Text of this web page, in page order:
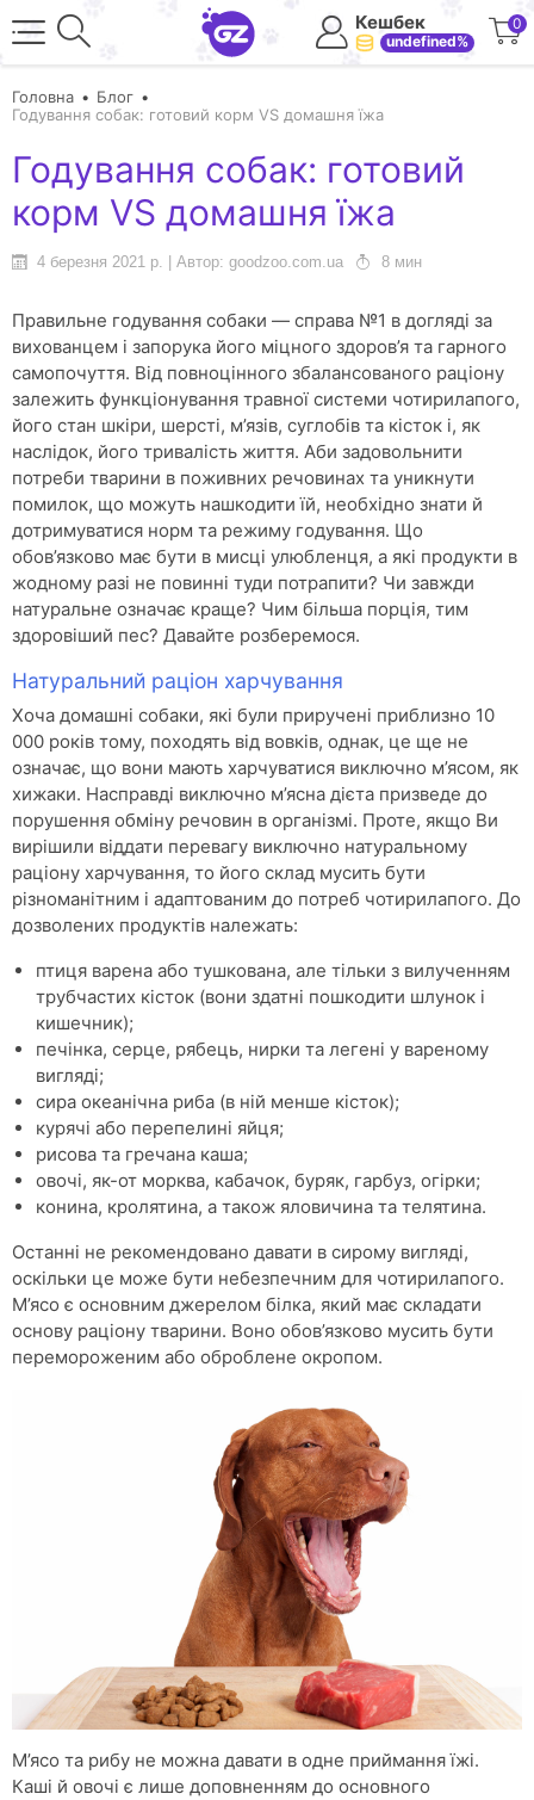
Кешбек
undefined%
0
Головна
Блог
Годування собак: готовий корм VS домашня їжа
Годування собак: готовий
корм VS домашня їжа
4 березня 2021 р. | Автор: goodzoo.com.ua 8 мин
Правильне годування собаки — справа №1 в догляді за
вихованцем і запорука його міцного здоров’я та гарного
самопочуття. Від повноцінного збалансованого раціону
залежить функціонування травної системи чотирилапого,
його стан шкіри, шерсті, м’язів, суглобів та кісток і, як
наслідок, його тривалість життя. Аби задовольнити
потреби тварини в поживних речовинах та уникнути
помилок, що можуть нашкодити їй, необхідно знати й
дотримуватися норм та режиму годування. Що
обов’язково має бути в мисці улюбленця, а які продукти в
жодному разі не повинні туди потрапити? Чи завжди
натуральне означає краще? Чим більша порція, тим
здоровіший пес? Давайте розберемося.
Натуральний раціон харчування
Хоча домашні собаки, які були приручені приблизно 10
000 років тому, походять від вовків, однак, це ще не
означає, що вони мають харчуватися виключно м’ясом, як
хижаки. Насправді виключно м’ясна дієта призведе до
порушення обміну речовин в організмі. Проте, якщо Ви
вирішили віддати перевагу виключно натуральному
раціону харчування, то його склад мусить бути
різноманітним і адаптованим до потреб чотирилапого. До
дозволених продуктів належать:
птиця варена або тушкована, але тільки з вилученням
трубчастих кісток (вони здатні пошкодити шлунок і
кишечник);
печінка, серце, рябець, нирки та легені у вареному
вигляді;
сира океанічна риба (в ній менше кісток);
курячі або перепелині яйця;
рисова та гречана каша;
овочі, як-от морква, кабачок, буряк, гарбуз, огірки;
конина, кролятина, а також яловичина та телятина.
Останні не рекомендовано давати в сирому вигляді,
оскільки це може бути небезпечним для чотирилапого.
М’ясо є основним джерелом білка, який має складати
основу раціону тварини. Воно обов’язково мусить бути
перемороженим або оброблене окропом.
М’ясо та рибу не можна давати в одне приймання їжі.
Каші й овочі є лише доповненням до основного